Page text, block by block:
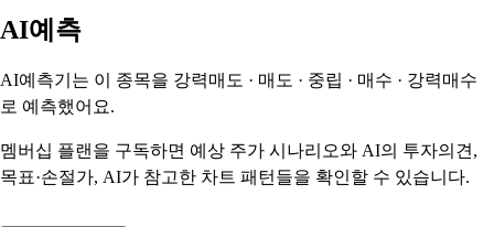
AI예측
AI예측기는 이 종목을 강력매도 · 매도 · 중립 · 매수 · 강력매수
로 예측했어요.
멤버십 플랜을 구독하면 예상 주가 시나리오와 AI의 투자의견,
목표·손절가, AI가 참고한 차트 패턴들을 확인할 수 있습니다.